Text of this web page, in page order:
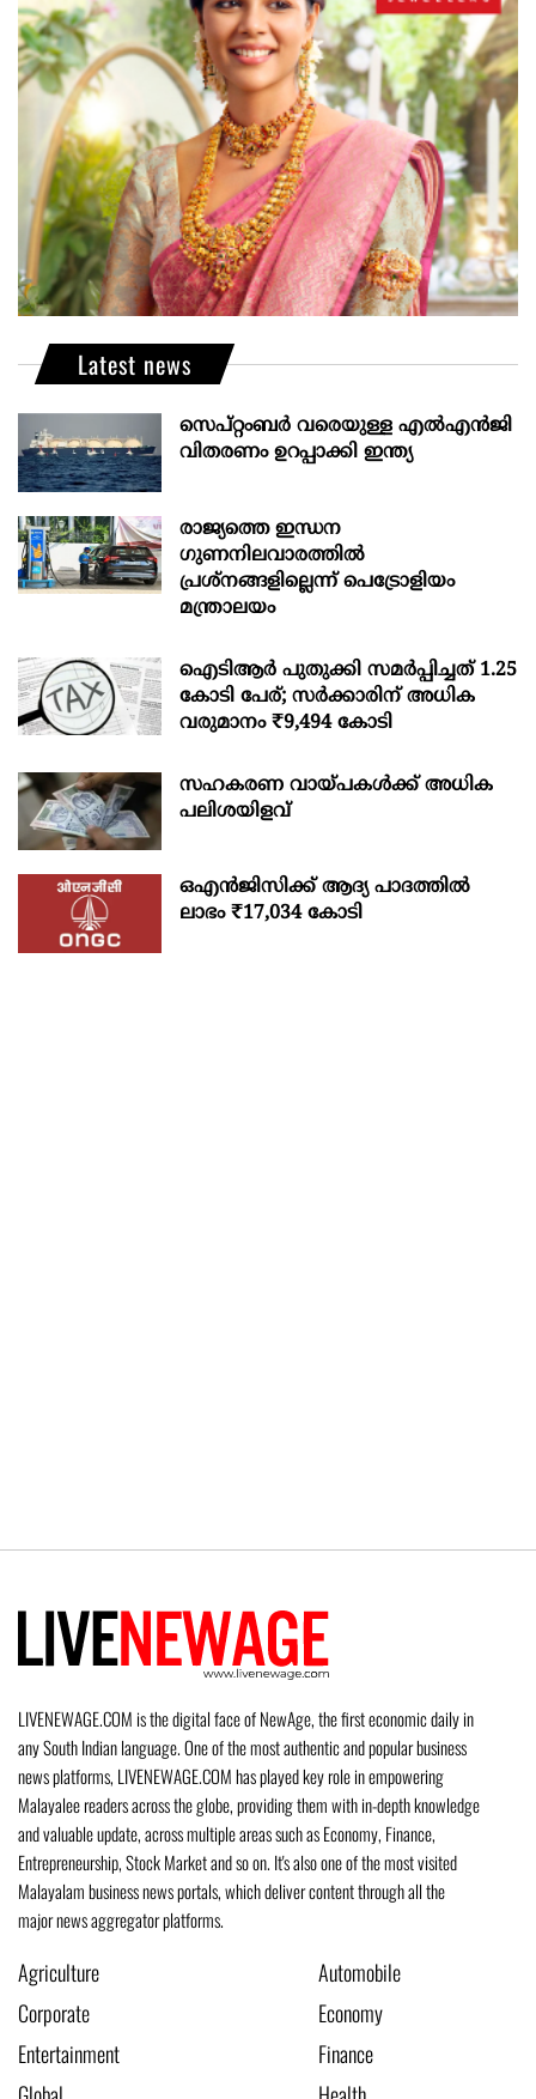
Latest news
സെപ്റ്റംബർ വരെയുള്ള എൽഎൻജി
വിതരണം ഉറപ്പാക്കി ഇന്ത്യ
രാജ്യത്തെ ഇന്ധന
ഗുണനിലവാരത്തില്‍
പ്രശ്‌നങ്ങളില്ലെന്ന് പെട്രോളിയം
മന്ത്രാലയം
ഐടിആര്‍ പുതുക്കി സമർപ്പിച്ചത് 1.25
കോടി പേര്; സർക്കാരിന് അധിക
വരുമാനം ₹9,494 കോടി
സഹകരണ വായ്പകള്‍ക്ക് അധിക
പലിശയിളവ്
ഒഎന്‍ജിസിക്ക് ആദ്യ പാദത്തില്‍
ലാഭം ₹17,034 കോടി
LIVENEWAGE.COM is the digital face of NewAge, the first economic daily in
any South Indian language. One of the most authentic and popular business
news platforms, LIVENEWAGE.COM has played key role in empowering
Malayalee readers across the globe, providing them with in-depth knowledge
and valuable update, across multiple areas such as Economy, Finance,
Entrepreneurship, Stock Market and so on. It's also one of the most visited
Malayalam business news portals, which deliver content through all the
major news aggregator platforms.
Agriculture
Automobile
Corporate
Economy
Entertainment
Finance